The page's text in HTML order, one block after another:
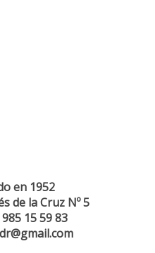
en 1952
de la Cruz Nº 5
15 59 83